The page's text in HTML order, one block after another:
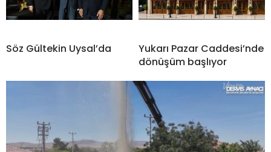
Söz Gültekin Uysal’da
Yukarı Pazar Caddesi’nde
dönüşüm başlıyor